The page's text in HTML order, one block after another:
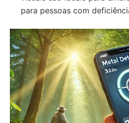
para pessoas com